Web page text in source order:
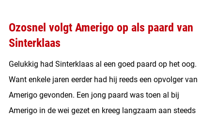
Ozosnel volgt Amerigo op als paard van
Sinterklaas
Gelukkig had Sinterklaas al een goed paard op het oog.
Want enkele jaren eerder had hij reeds een opvolger van
Amerigo gevonden. Een jong paard was toen al bij
Amerigo in de wei gezet en kreeg langzaam aan steeds